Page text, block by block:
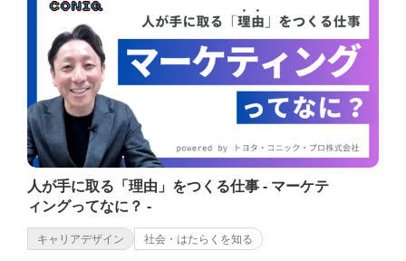
人が手に取る「理由」をつくる仕事 - マーケテ
ィングってなに？ -
キャリアデザイン 社会・はたらくを知る